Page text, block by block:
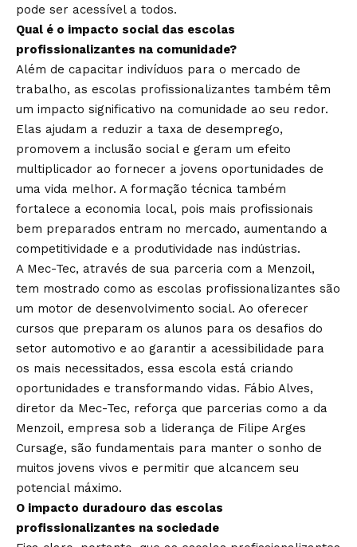
pode ser acessível a todos.
Qual é o impacto social das escolas
profissionalizantes na comunidade?
Além de capacitar indivíduos para o mercado de
trabalho, as escolas profissionalizantes também têm
um impacto significativo na comunidade ao seu redor.
Elas ajudam a reduzir a taxa de desemprego,
promovem a inclusão social e geram um efeito
multiplicador ao fornecer a jovens oportunidades de
uma vida melhor. A formação técnica também
fortalece a economia local, pois mais profissionais
bem preparados entram no mercado, aumentando a
competitividade e a produtividade nas indústrias.
A Mec-Tec, através de sua parceria com a Menzoil,
tem mostrado como as escolas profissionalizantes são
um motor de desenvolvimento social. Ao oferecer
cursos que preparam os alunos para os desafios do
setor automotivo e ao garantir a acessibilidade para
os mais necessitados, essa escola está criando
oportunidades e transformando vidas. Fábio Alves,
diretor da Mec-Tec, reforça que parcerias como a da
Menzoil, empresa sob a liderança de Filipe Arges
Cursage, são fundamentais para manter o sonho de
muitos jovens vivos e permitir que alcancem seu
potencial máximo.
O impacto duradouro das escolas
profissionalizantes na sociedade